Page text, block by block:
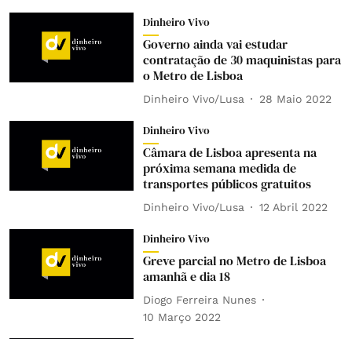
Dinheiro Vivo
Governo ainda vai estudar
contratação de 30 maquinistas para
o Metro de Lisboa
Dinheiro Vivo/Lusa 28 Maio 2022
Dinheiro Vivo
Câmara de Lisboa apresenta na
próxima semana medida de
transportes públicos gratuitos
Dinheiro Vivo/Lusa 12 Abril 2022
Dinheiro Vivo
Greve parcial no Metro de Lisboa
amanhã e dia 18
Diogo Ferreira Nunes
10 Março 2022